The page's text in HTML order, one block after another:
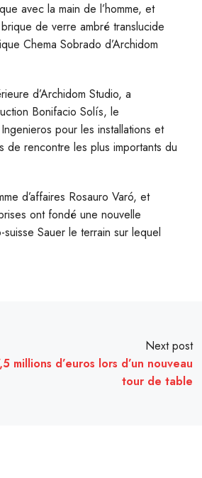
avec la main de l’homme, et
de verre ambré translucide
Chema Sobrado d’Archidom
d’Archidom Studio, a
Bonifacio Solís, le
pour les installations et
de rencontre les plus importants du
d’affaires Rosauro Varó, et
ont fondé une nouvelle
Sauer le terrain sur lequel
Next post
millions d’euros lors d’un nouveau
tour de table